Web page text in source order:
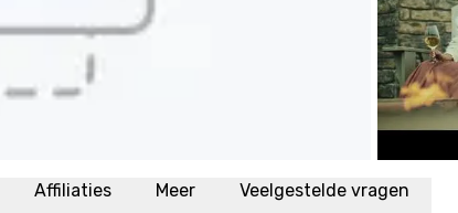
Affiliaties Meer Veelgestelde vragen